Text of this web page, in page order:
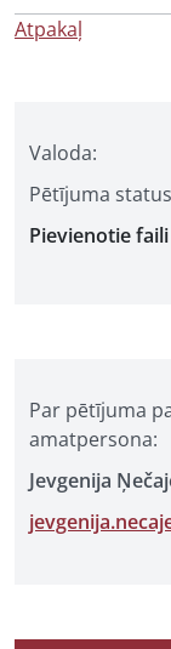
Valoda:
Pētījuma
Pievienotie faili
Par pētījuma
amatpersona:
Jevgenija
Atpakaļ